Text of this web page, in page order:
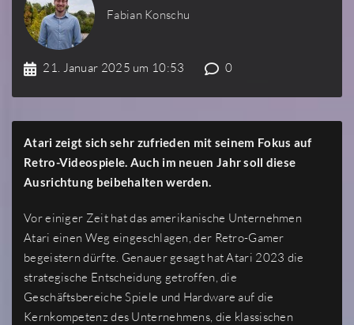
Fabian Konschu
21. Januar 2025 um 10:53 0
Atari zeigt sich sehr zufrieden mit seinem Fokus auf
Retro-Videospiele. Auch im neuen Jahr soll diese
Ausrichtung beibehalten werden.
Vor einiger Zeit hat das amerikanische Unternehmen
Atari einen Weg eingeschlagen, der Retro-Gamer
begeistern dürfte. Genauer gesagt hat Atari 2023 die
strategische Entscheidung getroffen, die
Geschäftsbereiche Spiele und Hardware auf die
Kernkompetenz des Unternehmens, die klassischen